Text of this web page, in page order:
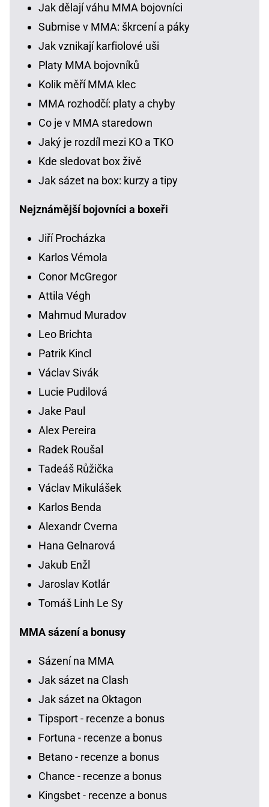
Jak dělají váhu MMA bojovníci
Submise v MMA: škrcení a páky
Jak vznikají karfiolové uši
Platy MMA bojovníků
Kolik měří MMA klec
MMA rozhodčí: platy a chyby
Co je v MMA staredown
Jaký je rozdíl mezi KO a TKO
Kde sledovat box živě
Jak sázet na box: kurzy a tipy
Nejznámější bojovníci a boxeři
Jiří Procházka
Karlos Vémola
Conor McGregor
Attila Végh
Mahmud Muradov
Leo Brichta
Patrik Kincl
Václav Sivák
Lucie Pudilová
Jake Paul
Alex Pereira
Radek Roušal
Tadeáš Růžička
Václav Mikulášek
Karlos Benda
Alexandr Cverna
Hana Gelnarová
Jakub Enžl
Jaroslav Kotlár
Tomáš Linh Le Sy
MMA sázení a bonusy
Sázení na MMA
Jak sázet na Clash
Jak sázet na Oktagon
Tipsport - recenze a bonus
Fortuna - recenze a bonus
Betano - recenze a bonus
Chance - recenze a bonus
Kingsbet - recenze a bonus